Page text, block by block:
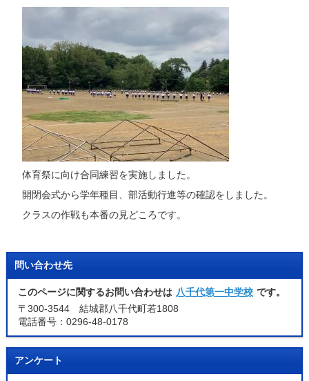
体育祭に向け合同練習を実施しました。
開閉会式から学年種目、部活動行進等の確認をしました。
クラスの作戦も本番の見どころです。
問い合わせ先
このページに関するお問い合わせは 八千代第一中学校 です。
〒300-3544 結城郡八千代町若1808
電話番号：0296-48-0178
アンケート